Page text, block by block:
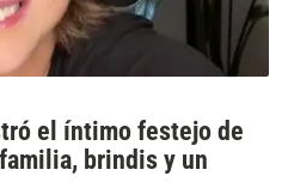
el íntimo festejo de
brindis y un